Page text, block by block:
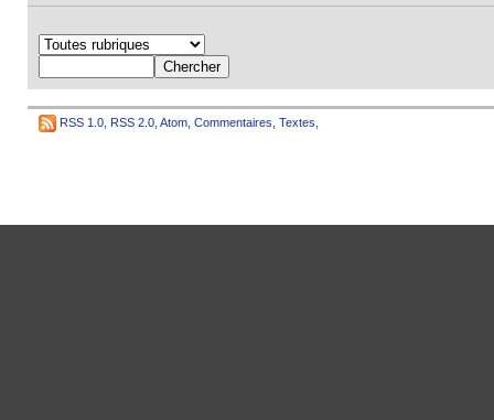
RSS 1.0 RSS 2.0 Atom Commentaires Textes